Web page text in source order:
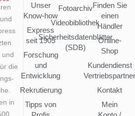
und
die
in
Unser
Know-how
Express
seit 1905
Forschung
und
Entwicklung
Rekrutierung
Tipps von
Fotoarchiv
Videobibliothek
Sicherheitsdatenblätter
(SDB)
Finden Sie
einen
Händler
Online-
Shop
Kundendienst
Kontakt
Mein